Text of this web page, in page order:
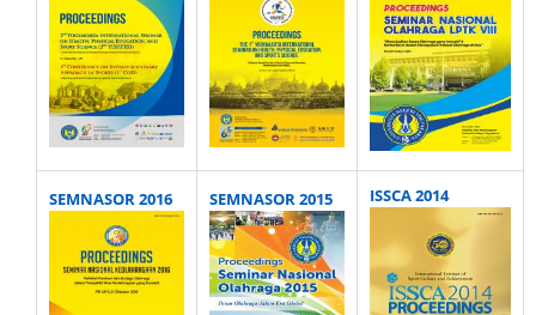
SEMNASOR 2016 SEMNASOR 2015 ISSCA 2014